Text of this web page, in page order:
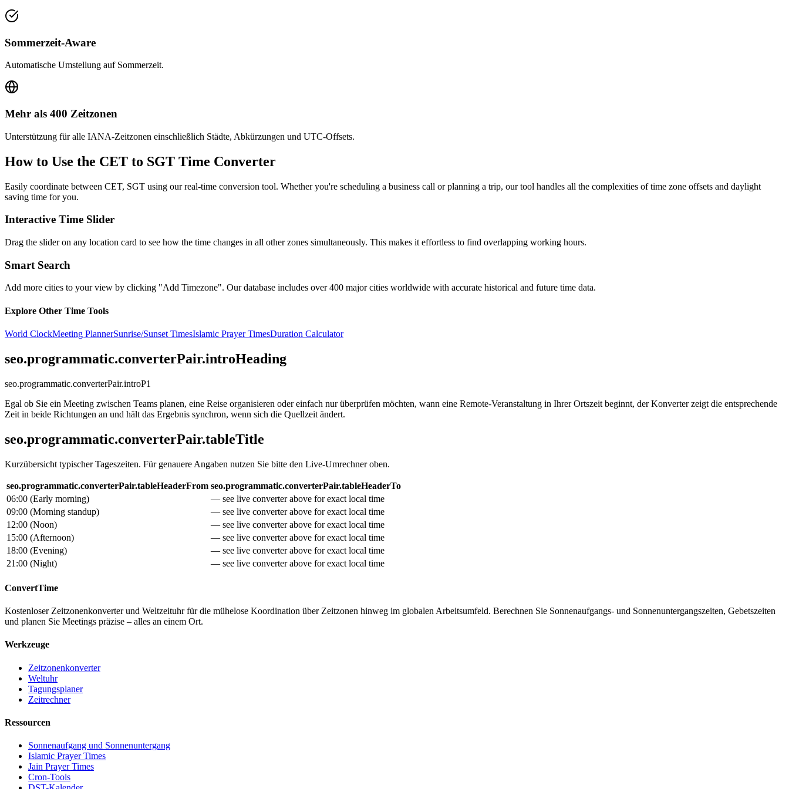
Sommerzeit-Aware
Automatische Umstellung auf Sommerzeit.
Mehr als 400 Zeitzonen
Unterstützung für alle IANA-Zeitzonen einschließlich Städte, Abkürzungen und UTC-Offsets.
How to Use the CET to SGT Time Converter
Easily coordinate between CET, SGT using our real-time conversion tool. Whether you're scheduling a business call or planning a trip, our tool handles all the complexities of time zone offsets and daylight
saving time for you.
Interactive Time Slider
Drag the slider on any location card to see how the time changes in all other zones simultaneously. This makes it effortless to find overlapping working hours.
Smart Search
Add more cities to your view by clicking "Add Timezone". Our database includes over 400 major cities worldwide with accurate historical and future time data.
Explore Other Time Tools
World ClockMeeting PlannerSunrise/Sunset TimesIslamic Prayer TimesDuration Calculator
seo.programmatic.converterPair.introHeading
seo.programmatic.converterPair.introP1
Egal ob Sie ein Meeting zwischen Teams planen, eine Reise organisieren oder einfach nur überprüfen möchten, wann eine Remote-Veranstaltung in Ihrer Ortszeit beginnt, der Konverter zeigt die entsprechende
Zeit in beide Richtungen an und hält das Ergebnis synchron, wenn sich die Quellzeit ändert.
seo.programmatic.converterPair.tableTitle
Kurzübersicht typischer Tageszeiten. Für genauere Angaben nutzen Sie bitte den Live-Umrechner oben.
seo.programmatic.converterPair.tableHeaderFrom seo.programmatic.converterPair.tableHeaderTo
06:00 (Early morning)
— see live converter above for exact local time
09:00 (Morning standup)
— see live converter above for exact local time
12:00 (Noon)
— see live converter above for exact local time
15:00 (Afternoon)
— see live converter above for exact local time
18:00 (Evening)
— see live converter above for exact local time
21:00 (Night) — see live converter above for exact local time
ConvertTime
Kostenloser Zeitzonenkonverter und Weltzeituhr für die mühelose Koordination über Zeitzonen hinweg im globalen Arbeitsumfeld. Berechnen Sie Sonnenaufgangs- und Sonnenuntergangszeiten, Gebetszeiten
und planen Sie Meetings präzise – alles an einem Ort.
Werkzeuge
Zeitzonenkonverter
Weltuhr
Tagungsplaner
Zeitrechner
Ressourcen
Sonnenaufgang und Sonnenuntergang
Islamic Prayer Times
Jain Prayer Times
Cron-Tools